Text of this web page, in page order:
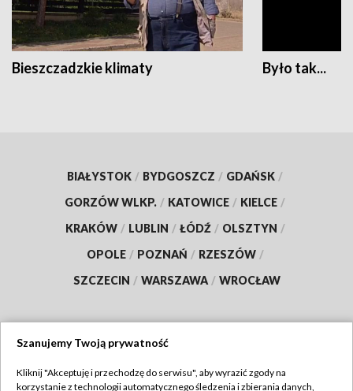
Bieszczadzkie klimaty Było tak...
BIAŁYSTOK / BYDGOSZCZ / GDAŃSK /
GORZÓW WLKP. / KATOWICE / KIELCE /
KRAKÓW / LUBLIN / ŁÓDŹ / OLSZTYN /
OPOLE / POZNAŃ / RZESZÓW /
SZCZECIN / WARSZAWA / WROCŁAW
Szanujemy Twoją prywatność
Kliknij "Akceptuję i przechodzę do serwisu", aby wyrazić zgody na
korzystanie z technologii automatycznego śledzenia i zbierania danych,